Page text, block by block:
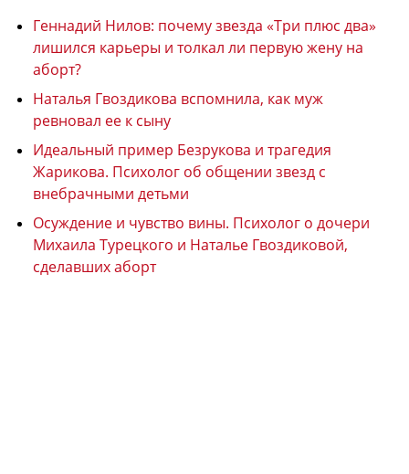
Геннадий Нилов: почему звезда «Три плюс два»
лишился карьеры и толкал ли первую жену на
аборт?
Наталья Гвоздикова вспомнила, как муж
ревновал ее к сыну
Идеальный пример Безрукова и трагедия
Жарикова. Психолог об общении звезд с
внебрачными детьми
Осуждение и чувство вины. Психолог о дочери
Михаила Турецкого и Наталье Гвоздиковой,
сделавших аборт